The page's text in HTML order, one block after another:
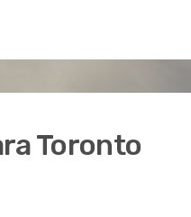
Toronto